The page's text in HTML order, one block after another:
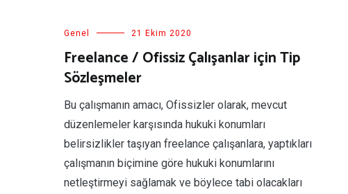
Genel 21 Ekim 2020
Freelance / Ofissiz Çalışanlar için Tip
Sözleşmeler
Bu çalışmanın amacı, Ofissizler olarak, mevcut
düzenlemeler karşısında hukuki konumları
belirsizlikler taşıyan freelance çalışanlara, yaptıkları
çalışmanın biçimine göre hukuki konumlarını
netleştirmeyi sağlamak ve böylece tabi olacakları